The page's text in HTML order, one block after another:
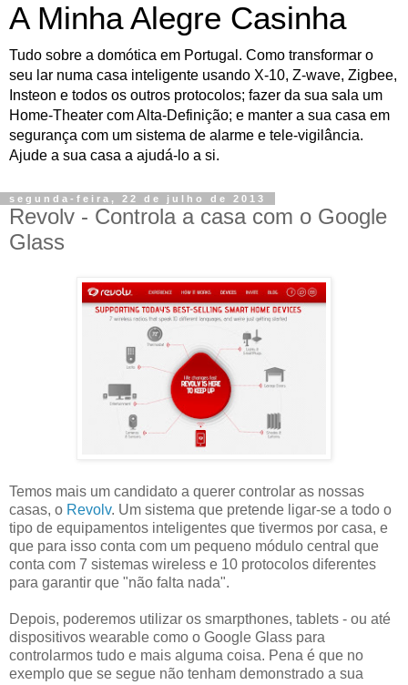
A Minha Alegre Casinha
Tudo sobre a domótica em Portugal. Como transformar o
seu lar numa casa inteligente usando X-10, Z-wave, Zigbee,
Insteon e todos os outros protocolos; fazer da sua sala um
Home-Theater com Alta-Definição; e manter a sua casa em
segurança com um sistema de alarme e tele-vigilância.
Ajude a sua casa a ajudá-lo a si.
segunda-feira, 22 de julho de 2013
Revolv - Controla a casa com o Google
Glass
Temos mais um candidato a querer controlar as nossas
casas, o Revolv. Um sistema que pretende ligar-se a todo o
tipo de equipamentos inteligentes que tivermos por casa, e
que para isso conta com um pequeno módulo central que
conta com 7 sistemas wireless e 10 protocolos diferentes
para garantir que "não falta nada".
Depois, poderemos utilizar os smarpthones, tablets - ou até
dispositivos wearable como o Google Glass para
controlarmos tudo e mais alguma coisa. Pena é que no
exemplo que se segue não tenham demonstrado a sua